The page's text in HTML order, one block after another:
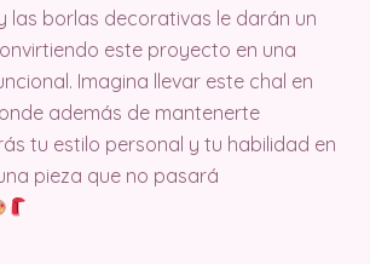
las borlas decorativas le darán un
este proyecto en una
Imagina llevar este chal en
además de mantenerte
tu estilo personal y tu habilidad en
pieza que no pasará